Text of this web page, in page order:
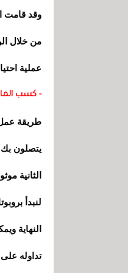
وقد قامت
من خلال
عملية
- كسب
طريقة عمل
يتصلون بك
الثانية
لنبدأ
تداوله